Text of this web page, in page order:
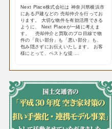
Next Place株式会社は 神奈川県横浜市
にある戸建などの 売却仲介を行ってお
ります。 大切な物件を有効活用できる
ように、 Next Placeが一緒に考えま
す。 売却仲介と買取のプロ目線で物
件の「良い部分」も「悪い部分」も、
包み隠さずにお伝えいたします。 お客
様にとって、ベストな提 ...